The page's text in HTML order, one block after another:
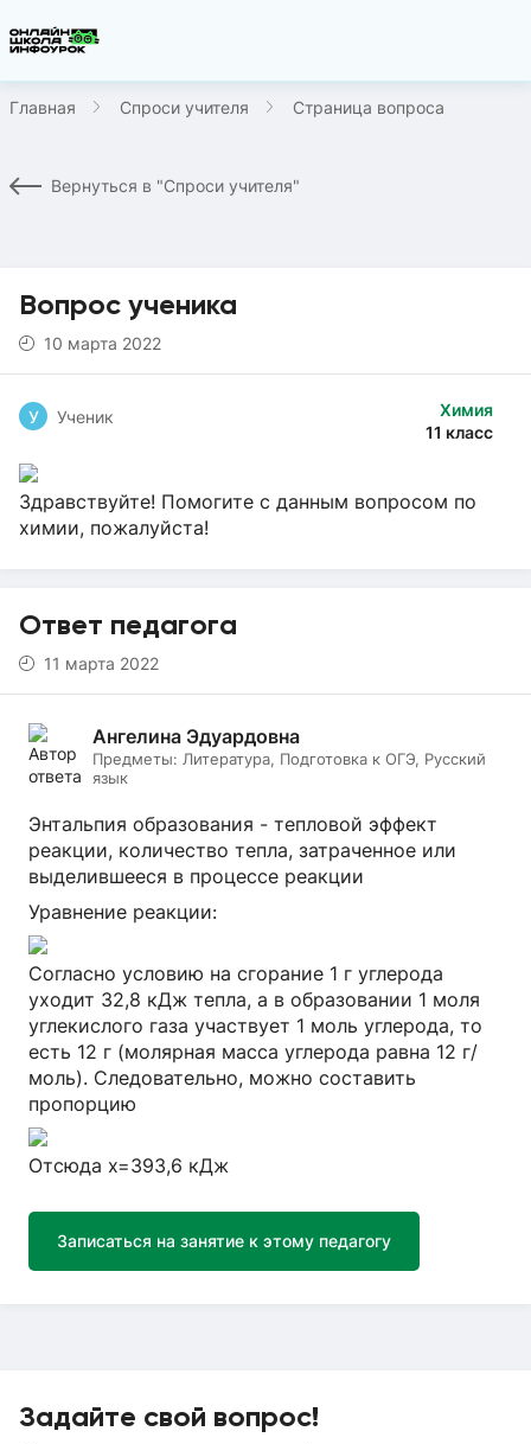
Главная Спроси учителя Страница вопроса
Вернуться в "Спроси учителя"
Вопрос ученика
10 марта 2022
Химия
11 класс
У Ученик
Здравствуйте! Помогите с данным вопросом по
химии, пожалуйста!
Ответ педагога
11 марта 2022
Ангелина Эдуардовна
Предметы: Литература, Подготовка к ОГЭ, Русский
язык
Энтальпия образования - тепловой эффект
реакции, количество тепла, затраченное или
выделившееся в процессе реакции
Уравнение реакции:
Согласно условию на сгорание 1 г углерода
уходит 32,8 кДж тепла, а в образовании 1 моля
углекислого газа участвует 1 моль углерода, то
есть 12 г (молярная масса углерода равна 12 г/
моль). Следовательно, можно составить
пропорцию
Отсюда х=393,6 кДж
Записаться на занятие к этому педагогу
Задайте свой вопрос!